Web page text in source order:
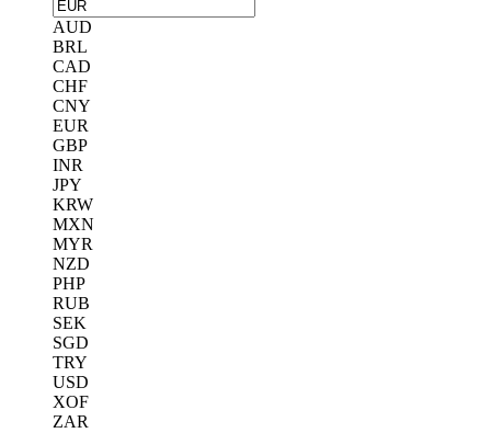
AUD
BRL
CAD
CHF
CNY
EUR
GBP
INR
JPY
KRW
MXN
MYR
NZD
PHP
RUB
SEK
SGD
TRY
USD
XOF
ZAR